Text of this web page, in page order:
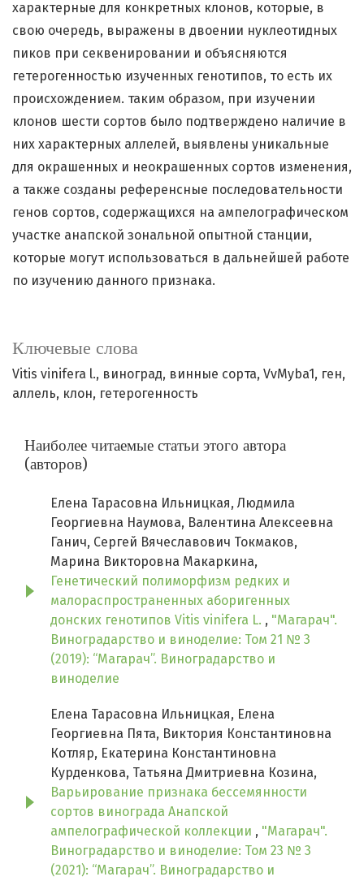
Ключевые слова
Vitis vinifera l. виноград винные сорта VvMyba1
ген
аллель клон гетерогенность
характерные для конкретных клонов, которые, в
свою очередь, выражены в двоении нуклеотидных
пиков при секвенировании и объясняются
гетерогенностью изученных генотипов, то есть их
происхождением. таким образом, при изучении
клонов шести сортов было подтверждено наличие в
них характерных аллелей, выявлены уникальные
для окрашенных и неокрашенных сортов изменения,
а также созданы референсные последовательности
генов сортов, содержащихся на ампелографическом
участке анапской зональной опытной станции,
которые могут использоваться в дальнейшей работе
по изучению данного признака.
Наиболее читаемые статьи этого автора
(авторов)
Елена Тарасовна Ильницкая, Людмила
Георгиевна Наумова, Валентина Алексеевна
Ганич, Сергей Вячеславович Токмаков,
Марина Викторовна Макаркина,
Генетический полиморфизм редких и
малораспространенных аборигенных
донских генотипов Vitis vinifera L. , "Магарач".
Виноградарство и виноделие: Том 21 № 3
(2019): “Магарач”. Виноградарство и
виноделие
Елена Тарасовна Ильницкая, Елена
Георгиевна Пята, Виктория Константиновна
Котляр, Екатерина Константиновна
Курденкова, Татьяна Дмитриевна Козина,
Варьирование признака бессемянности
сортов винограда Анапской
ампелографической коллекции , "Магарач".
Виноградарство и виноделие: Том 23 № 3
(2021): “Магарач”. Виноградарство и